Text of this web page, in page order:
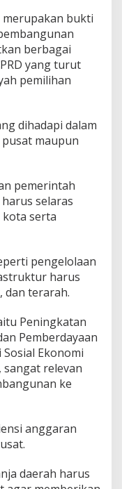
merupakan bukti
berbagai
yang turut
pemilihan
dihadapi dalam
maupun
pemerintah
selaras
kota serta
pengelolaan
harus
dan terarah.
Peningkatan
Pemberdayaan
Ekonomi
sangat relevan
ke
anggaran
daerah harus